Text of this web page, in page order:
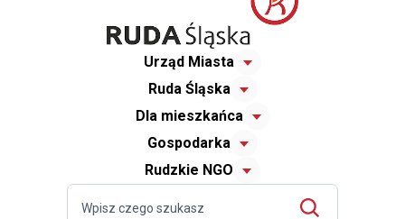
Urząd Miasta
Ruda Śląska
Dla mieszkańca
Gospodarka
Rudzkie NGO